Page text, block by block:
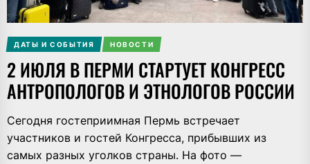
ДАТЫ И СОБЫТИЯ НОВОСТИ
2 ИЮЛЯ В ПЕРМИ СТАРТУЕТ КОНГРЕСС
АНТРОПОЛОГОВ И ЭТНОЛОГОВ РОССИИ
Сегодня гостеприимная Пермь встречает
участников и гостей Конгресса, прибывших из
самых разных уголков страны. На фото —